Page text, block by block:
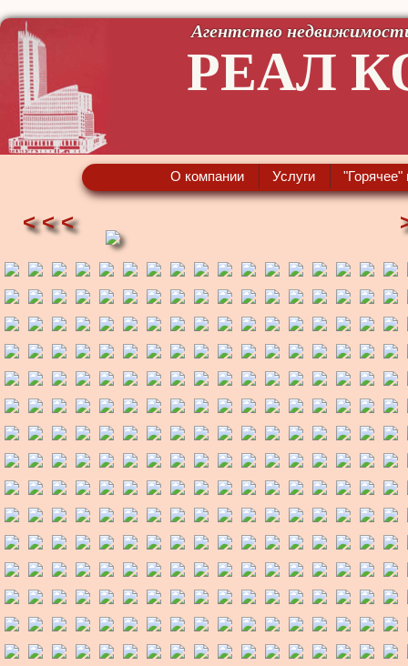
Агентство
РЕАЛ
О компании Услуги
< < <